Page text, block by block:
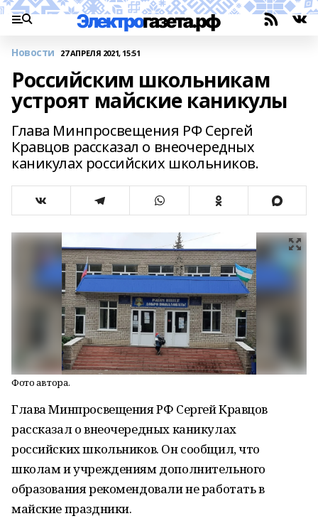
Новости 27 АПРЕЛЯ 2021, 15:51
Российским школьникам
устроят майские каникулы
Глава Минпросвещения РФ Сергей
Кравцов рассказал о внеочередных
каникулах российских школьников.
Фото автора.
Глава Минпросвещения РФ Сергей Кравцов
рассказал о внеочередных каникулах
российских школьников. Он сообщил, что
школам и учреждениям дополнительного
образования рекомендовали не работать в
майские праздники.